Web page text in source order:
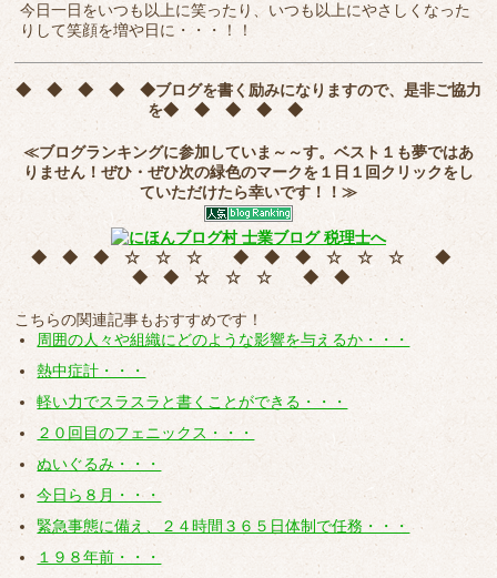
今日一日をいつも以上に笑ったり、いつも以上にやさしくなった
りして笑顔を増や日に・・・！！
◆ ◆ ◆ ◆ ◆ブログを書く励みになりますので、是非ご協力
を◆ ◆ ◆ ◆ ◆
≪ブログランキングに参加していま～～す。ベスト１も夢ではあ
りません！ぜひ・ぜひ次の緑色のマークを１日１回クリックをし
ていただけたら幸いです！！≫
◆ ◆ ◆ ☆ ☆ ☆ ◆ ◆ ◆ ☆ ☆ ☆ ◆
◆ ◆ ☆ ☆ ☆ ◆ ◆
こちらの関連記事もおすすめです！
周囲の人々や組織にどのような影響を与えるか・・・
熱中症計・・・
軽い力でスラスラと書くことができる・・・
２０回目のフェニックス・・・
ぬいぐるみ・・・
今日ら８月・・・
緊急事態に備え、２４時間３６５日体制で任務・・・
１９８年前・・・